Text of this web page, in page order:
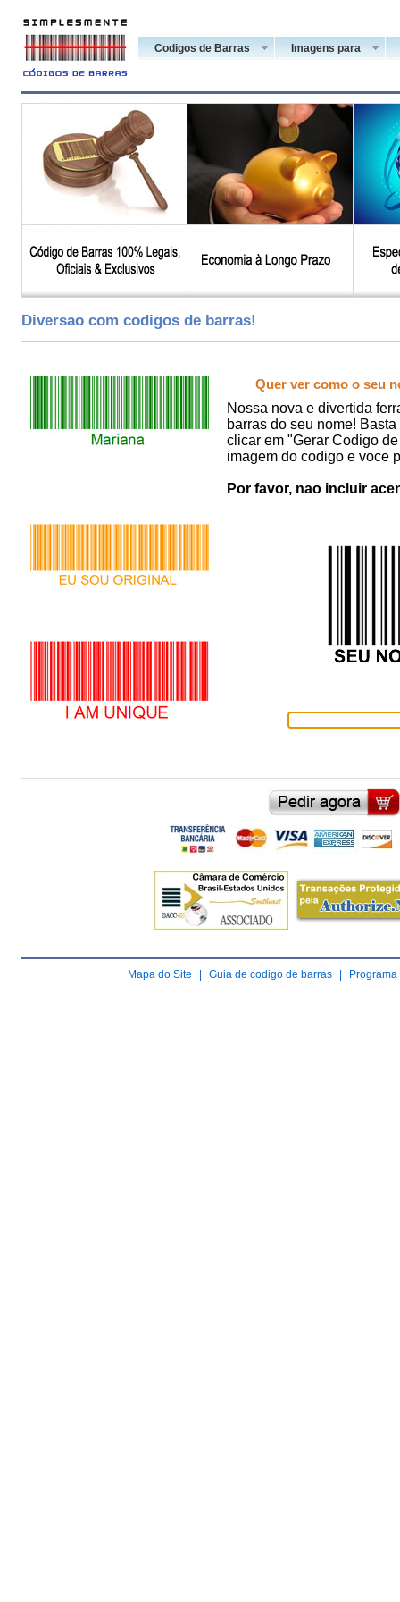
Codigos de Barras Imagens para
Diversao com codigos de barras!
Quer ver como o seu
Nossa nova e divertida
barras do seu nome!
clicar em "Gerar Codigo
imagem do codigo e voce
Por favor, nao incluir
Mapa do Site Guia de codigo de barras